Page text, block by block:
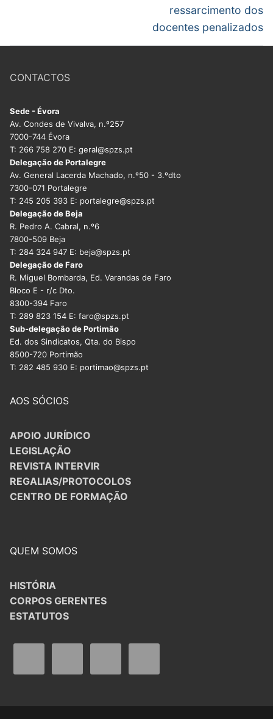
ressarcimento dos
docentes penalizados
CONTACTOS
Sede - Évora
Av. Condes de Vivalva, n.º257
7000-744 Évora
T: 266 758 270 E: geral@spzs.pt
Delegação de Portalegre
Av. General Lacerda Machado, n.º50 - 3.ºdto
7300-071 Portalegre
T: 245 205 393 E: portalegre@spzs.pt
Delegação de Beja
R. Pedro A. Cabral, n.º6
7800-509 Beja
T: 284 324 947 E: beja@spzs.pt
Delegação de Faro
R. Miguel Bombarda, Ed. Varandas de Faro
Bloco E - r/c Dto.
8300-394 Faro
T: 289 823 154 E: faro@spzs.pt
Sub-delegação de Portimão
Ed. dos Sindicatos, Qta. do Bispo
8500-720 Portimão
T: 282 485 930 E: portimao@spzs.pt
AOS SÓCIOS
APOIO JURÍDICO
LEGISLAÇÃO
REVISTA INTERVIR
REGALIAS/PROTOCOLOS
CENTRO DE FORMAÇÃO
QUEM SOMOS
HISTÓRIA
CORPOS GERENTES
ESTATUTOS